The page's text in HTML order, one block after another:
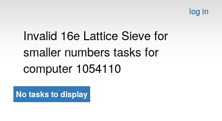
log in
Invalid 16e Lattice Sieve for
smaller numbers tasks for
computer 1054110
No tasks to display